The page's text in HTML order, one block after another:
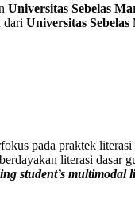
Universitas Sebelas
dari Universitas Sebelas
pada praktek
literasi dasar
student’s